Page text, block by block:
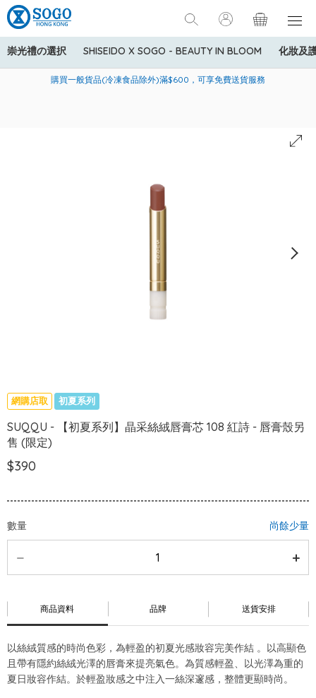
崇光禮の選択 SHISEIDO X SOGO - BEAUTY IN BLOOM 化妝及
美國運通Explorer®信用卡會員購物禮遇：高達5%簽賬回贈！
購買一般貨品(冷凍食品除外)滿$600，可享免費送貨服務
寄送中國內地服務只適用於指定商品，若訂單金額少於HK$600(折
網購店取 初夏系列
SUQQU - 【初夏系列】晶采絲絨唇膏芯 108 紅詩 - 唇膏殼另
售 (限定)
$390
數量 尚餘少量
商品資料 品牌 送貨安排
以絲絨質感的時尚色彩，為輕盈的初夏光感妝容完美作結 。以高顯色
且帶有隱約絲絨光澤的唇膏來提亮氣色。為質感輕盈、以光澤為重的
夏日妝容作結。於輕盈妝感之中注入一絲深邃感，整體更顯時尚。